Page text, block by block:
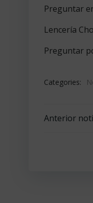
Preguntar
Lencería
Preguntar
Categories:
Anterior